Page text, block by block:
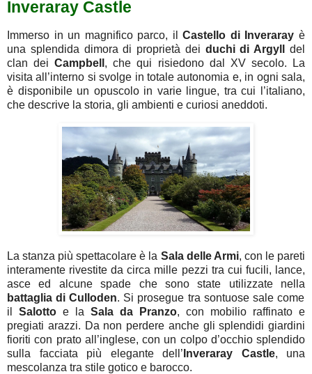
Inveraray Castle
Immerso in un magnifico parco, ilCastello di Inverarayè
una splendida dimora di proprietà dei duchi di Argylldel
clan deiCampbell , che qui risiedono dal XV secolo. La
visita all’interno si svolge in totale autonomia e, in ogni sala,
è disponibile un opuscolo in varie lingue, tra cui l’italiano,
che descrive la storia, gli ambienti e curiosi aneddoti.
La stanza più spettacolare è la Sala delle Armi, con le pareti
interamente rivestite da circa mille pezzi tra cui fucili, lance,
asce ed alcune spade che sono state utilizzate nella
battaglia di Culloden. Si prosegue tra sontuose sale come
il Salotto e la Sala da Pranzo, con mobilio raffinato e
pregiati arazzi. Da non perdere anche gli splendidi giardini
fioriti con prato all’inglese, con un colpo d’occhio splendido
sulla facciata più elegante dell’ Inveraray Castle, una
mescolanza tra stile gotico e barocco.